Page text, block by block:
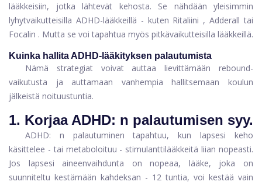
lääkkeisiin, jotka lähtevät kehosta. Se nähdään yleisimmin
lyhytvaikutteisilla ADHD-lääkkeillä - kuten Ritaliini , Adderall tai
Focalin . Mutta se voi tapahtua myös pitkävaikutteisilla lääkkeillä.
Kuinka hallita ADHD-lääkityksen palautumista
Nämä strategiat voivat auttaa lievittämään rebound-
vaikutusta ja auttamaan vanhempia hallitsemaan koulun
jälkeistä noituustuntia.
1. Korjaa ADHD: n palautumisen syy.
ADHD: n palautuminen tapahtuu, kun lapsesi keho
käsittelee - tai metaboloituu - stimulanttilääkkeitä liian nopeasti.
Jos lapsesi aineenvaihdunta on nopeaa, lääke, joka on
suunniteltu kestämään kahdeksan - 12 tuntia, voi kestää vain